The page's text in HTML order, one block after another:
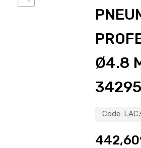
Ø4.8
Code:
442,60